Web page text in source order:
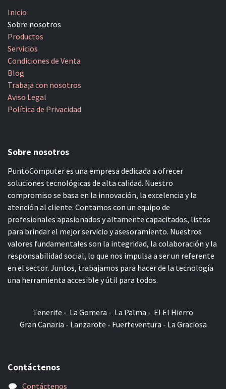
Inicio
Sobre nosotros
Productos
Servicios
Condiciones de Venta
Blog
Trabaja con nosotros
Aviso Legal
Política de Privacidad
Sobre nosotros
PuntoComputer es una empresa dedicada a ofrecer
soluciones tecnológicas de alta calidad. Nuestro
compromiso se basa en la innovación, la excelencia y la
atención al cliente. Contamos con un equipo de
profesionales apasionados y altamente capacitados, listos
para brindar el mejor servicio y asesoramiento. Nuestros
valores fundamentales son la integridad, la colaboración y la
responsabilidad social, lo que nos impulsa a ser un referente
en el sector. Juntos, trabajamos para hacer de la tecnología
una herramienta accesible y útil para todos.
Tenerife - La Gomera - La Palma - El El Hierro
Gran Canaria - Lanzarote - Fuerteventura - La Graciosa
Contáctenos
Contáctenos